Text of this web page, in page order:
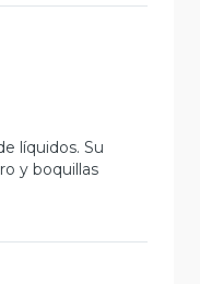
líquidos. Su
y boquillas